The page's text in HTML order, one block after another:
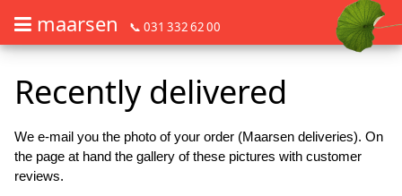
maarsen 📞 031 332 62 00
Recently delivered
We e-mail you the photo of your order (Maarsen deliveries). On
the page at hand the gallery of these pictures with customer
reviews.